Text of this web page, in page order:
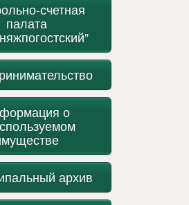
счетная
палата
о
архив